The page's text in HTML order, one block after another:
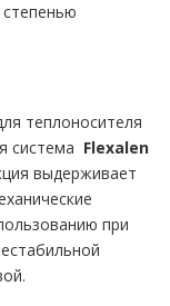
теплоносителя
система Flехalеn
выдерживает
при